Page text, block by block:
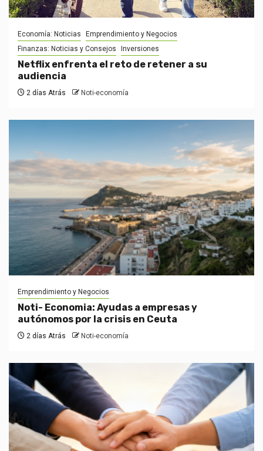
Economía: Noticias
Emprendimiento y Negocios
Finanzas: Noticias y Consejos
Inversiones
Netflix enfrenta el reto de retener a su
audiencia
2 días Atrás Noti-economía
Emprendimiento y Negocios
Noti- Economia: Ayudas a empresas y
autónomos por la crisis en Ceuta
2 días Atrás Noti-economía